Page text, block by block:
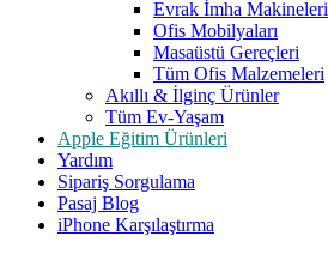
Evrak İmha Makineleri
Ofis Mobilyaları
Masaüstü Gereçleri
Tüm Ofis Malzemeleri
Akıllı & İlginç Ürünler
Tüm Ev-Yaşam
Apple Eğitim Ürünleri
Yardım
Sipariş Sorgulama
Pasaj Blog
iPhone Karşılaştırma